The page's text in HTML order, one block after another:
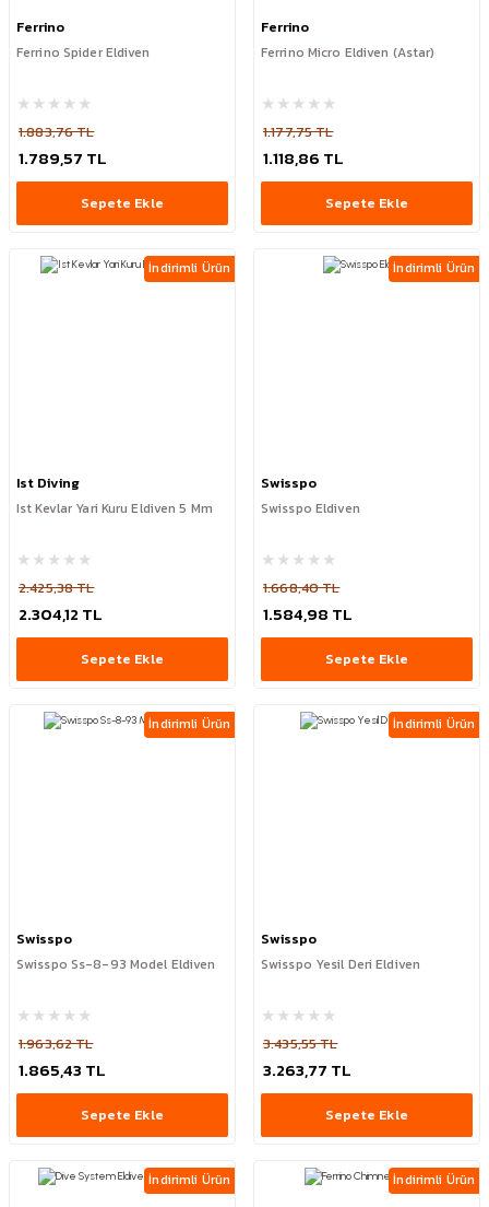
Ferrino
Ferrino Spider Eldiven
1.883,76 TL
1.789,57 TL
Sepete Ekle
Ferrino
Ferrino Micro Eldiven (Astar)
1.177,75 TL
1.118,86 TL
Sepete Ekle
İndirimli Ürün
Ist Diving
Ist Kevlar Yari Kuru Eldiven 5 Mm
2.425,38 TL
2.304,12 TL
Sepete Ekle
İndirimli Ürün
Swisspo
Swisspo Eldiven
1.668,40 TL
1.584,98 TL
Sepete Ekle
İndirimli Ürün
Swisspo
Swisspo Ss-8-93 Model Eldiven
1.963,62 TL
1.865,43 TL
Sepete Ekle
İndirimli Ürün
Swisspo
Swisspo Yesil Deri Eldiven
3.435,55 TL
3.263,77 TL
Sepete Ekle
İndirimli Ürün İndirimli Ürün